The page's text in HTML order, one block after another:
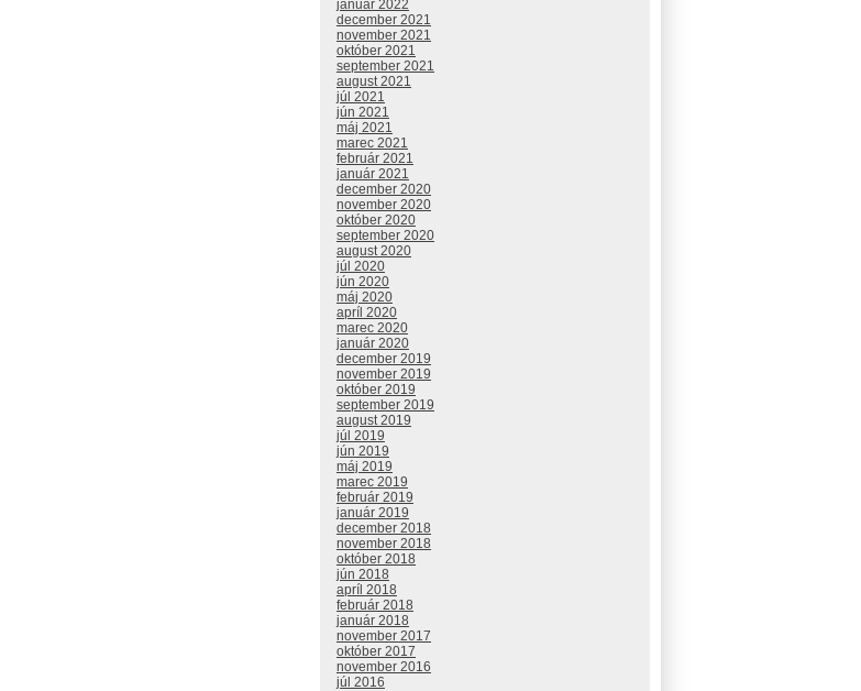
január 2022
december 2021
november 2021
október 2021
september 2021
august 2021
júl 2021
jún 2021
máj 2021
marec 2021
február 2021
január 2021
december 2020
november 2020
október 2020
september 2020
august 2020
júl 2020
jún 2020
máj 2020
apríl 2020
marec 2020
január 2020
december 2019
november 2019
október 2019
september 2019
august 2019
júl 2019
jún 2019
máj 2019
marec 2019
február 2019
január 2019
december 2018
november 2018
október 2018
jún 2018
apríl 2018
február 2018
január 2018
november 2017
október 2017
november 2016
júl 2016